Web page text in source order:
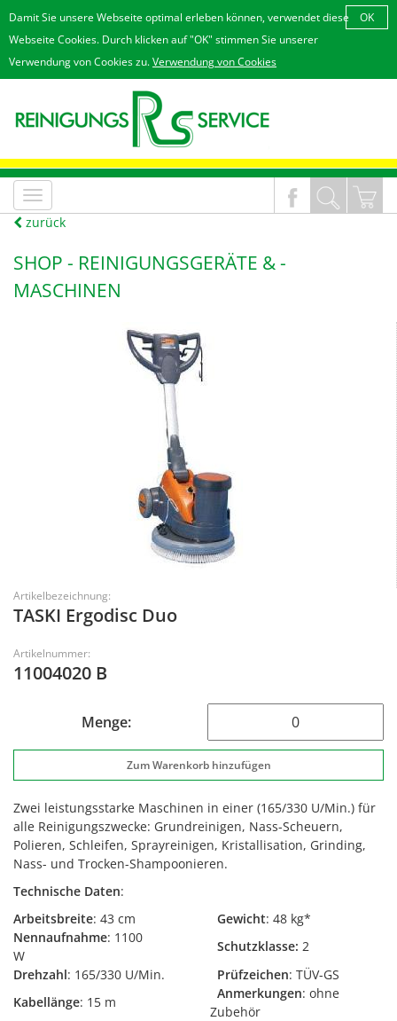
Damit Sie unsere Webseite optimal erleben können, verwendet diese
Webseite Cookies. Durch klicken auf "OK" stimmen Sie unserer
Verwendung von Cookies zu.Verwendung von Cookies
OK
MenÃ¼
an/aus
zurück
SHOP - REINIGUNGSGERÄTE & -
MASCHINEN
Artikelbezeichnung:
TASKI Ergodisc Duo
Artikelnummer:
11004020 B
Menge:
Zwei leistungsstarke Maschinen in einer (165/330 U/Min.) für
alle Reinigungszwecke: Grundreinigen, Nass-Scheuern,
Polieren, Schleifen, Sprayreinigen, Kristallisation, Grinding,
Nass- und Trocken-Shampoonieren.
Technische Daten:
Arbeitsbreite: 43 cm Gewicht: 48 kg*
Nennaufnahme: 1100
W
Schutzklasse: 2
Drehzahl: 165/330 U/Min. Prüfzeichen: TÜV-GS
Kabellänge: 15 m
Anmerkungen: ohne
Zubehör